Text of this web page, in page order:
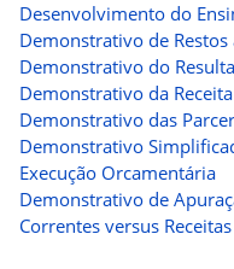
Desenvolvimento do
Demonstrativo de
Demonstrativo do
Demonstrativo da
Demonstrativo das
Demonstrativo
Execução Orcamentária
Demonstrativo de
Correntes versus